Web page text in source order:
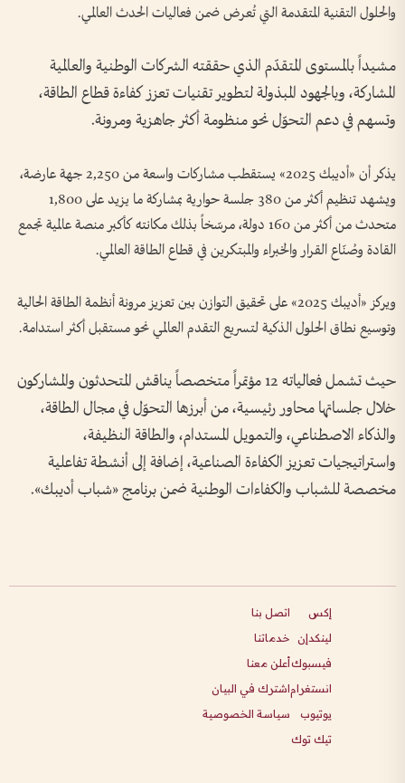
والحلول التقنية المتقدمة التي تُعرض ضمن فعاليات الحدث العالمي.
مشيداً بالمستوى المتقدّم الذي حققته الشركات الوطنية والعالمية
المشاركة، وبالجهود المبذولة لتطوير تقنيات تعزز كفاءة قطاع الطاقة،
وتسهم في دعم التحوّل نحو منظومة أكثر جاهزية ومرونة.
يذكر أن «أديبك 2025» يستقطب مشاركات واسعة من 2,250 جهة عارضة،
ويشهد تنظيم أكثر من 380 جلسة حوارية بمشاركة ما يزيد على 1,800
متحدث من أكثر من 160 دولة، مرسّخاً بذلك مكانته كأكبر منصة عالمية تجمع
القادة وصُنّاع القرار والخبراء والمبتكرين في قطاع الطاقة العالمي.
ويركز «أديبك 2025» على تحقيق التوازن بين تعزيز مرونة أنظمة الطاقة الحالية
وتوسيع نطاق الحلول الذكية لتسريع التقدم العالمي نحو مستقبل أكثر استدامة.
حيث تشمل فعالياته 12 مؤتمراً متخصصاً يناقش المتحدثون والمشاركون
خلال جلساتها محاور رئيسية، من أبرزها التحوّل في مجال الطاقة،
والذكاء الاصطناعي، والتمويل المستدام، والطاقة النظيفة،
واستراتيجيات تعزيز الكفاءة الصناعية، إضافة إلى أنشطة تفاعلية
مخصصة للشباب والكفاءات الوطنية ضمن برنامج «شباب أديبك».
إكس
لينكدإن
فيسبوك
انستغرام
يوتيوب
تيك توك
اتصل بنا
خدماتنا
أعلن معنا
اشترك في البيان
سياسة الخصوصية